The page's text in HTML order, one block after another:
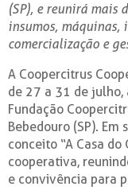
(SP), e reunirá mais
insumos, máquinas,
comercialização e
A Coopercitrus
de 27 a 31 de julho,
Fundação
Bebedouro (SP).
conceito “A Casa
cooperativa,
e convivência para